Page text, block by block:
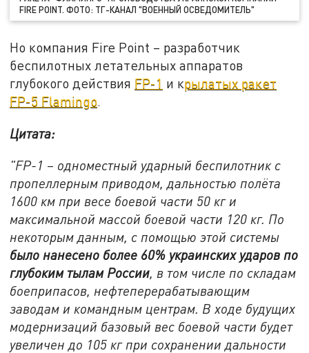
FIRE POINT. ФОТО: ТГ-КАНАЛ "ВОЕННЫЙ ОСВЕДОМИТЕЛЬ"
Но компания Fire Point – разработчик
беспилотных летательных аппаратов
глубокого действия FP-1 и крылатых ракет
FP-5 Flamingo.
Цитата:
"FP-1 – одноместный ударный беспилотник с
пропеллерным приводом, дальностью полёта
1600 км при весе боевой части 50 кг и
максимальной массой боевой части 120 кг. По
некоторым данным, с помощью этой системы
было нанесено более 60% украинских ударов по
глубоким тылам России, в том числе по складам
боеприпасов, нефтеперерабатывающим
заводам и командным центрам. В ходе будущих
модернизаций базовый вес боевой части будет
увеличен до 105 кг при сохранении дальности